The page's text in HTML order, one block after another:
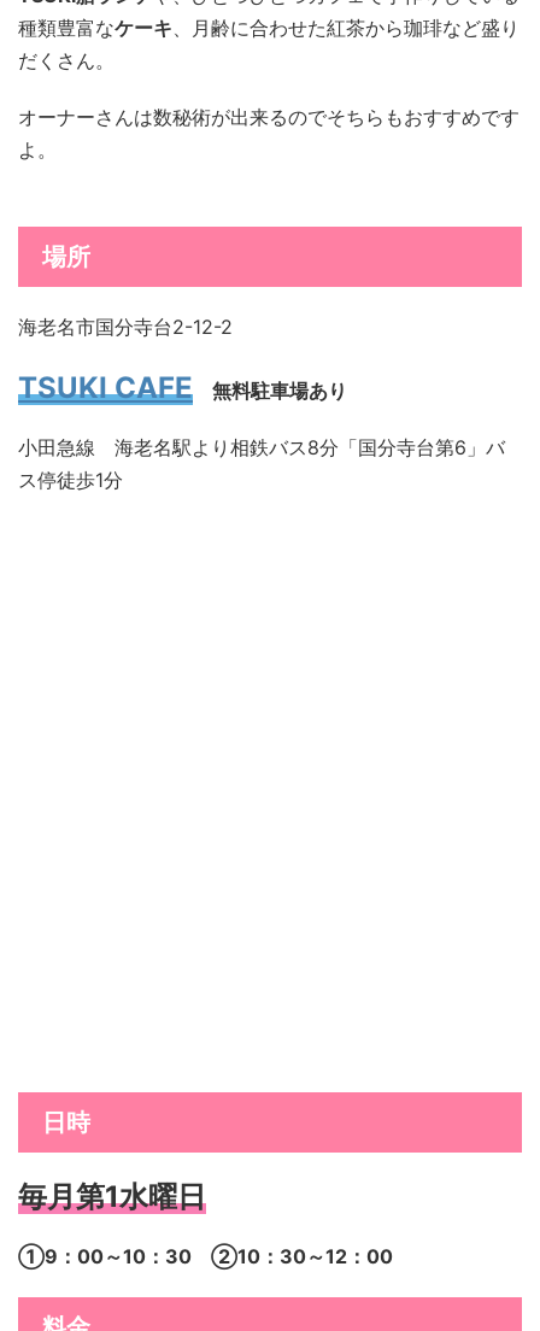
種類豊富なケーキ 、月齢に合わせた紅茶から珈琲など盛り
だくさん。
オーナーさんは数秘術が出来るのでそちらもおすすめです
よ。
場所
海老名市国分寺台2-12-2
TSUKI CAFE 無料駐車場あり
小田急線 海老名駅より相鉄バス8分「国分寺台第6」バ
ス停徒歩1分
日時
毎月第1水曜日
①9：00～10：30 ②10：30～12：00